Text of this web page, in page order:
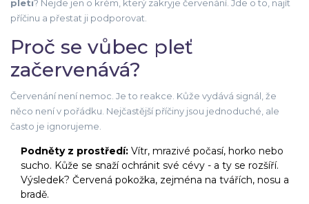
pleti? Nejde jen o krém, který zakryje červenání. Jde o to, najít
příčinu a přestat ji podporovat.
Proč se vůbec pleť
začervenává?
Červenání není nemoc. Je to reakce. Kůže vydává signál, že
něco není v pořádku. Nejčastější příčiny jsou jednoduché, ale
často je ignorujeme.
Podněty z prostředí: Vítr, mrazivé počasí, horko nebo
sucho. Kůže se snaží ochránit své cévy - a ty se rozšíří.
Výsledek? Červená pokožka, zejména na tvářích, nosu a
bradě.